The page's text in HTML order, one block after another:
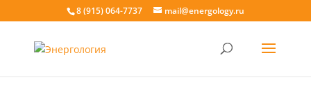
8 (915) 064-7737 mail@energology.ru